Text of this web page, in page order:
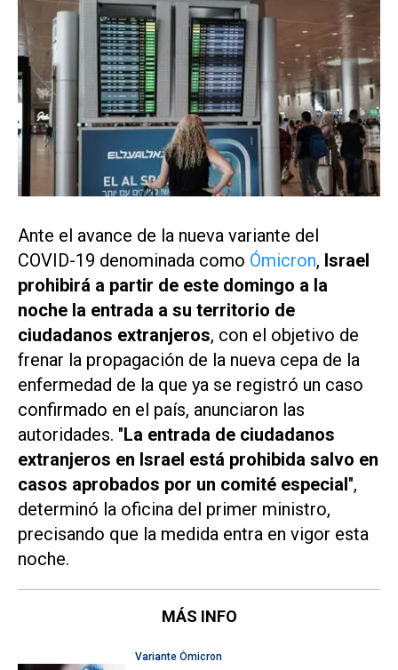
Ante el avance de la nueva variante del
COVID-19 denominada como Ómicron, Israel
prohibirá a partir de este domingo a la
noche la entrada a su territorio de
ciudadanos extranjeros, con el objetivo de
frenar la propagación de la nueva cepa de la
enfermedad de la que ya se registró un caso
confirmado en el país, anunciaron las
autoridades. "La entrada de ciudadanos
extranjeros en Israel está prohibida salvo en
casos aprobados por un comité especial",
determinó la oficina del primer ministro,
precisando que la medida entra en vigor esta
noche.
MÁS INFO
Variante Ómicron